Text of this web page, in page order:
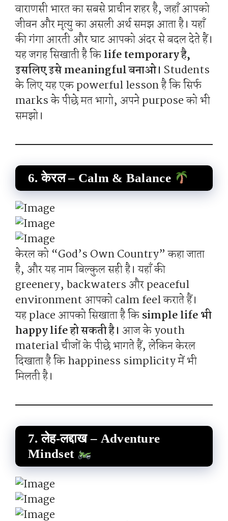
वाराणसी भारत का सबसे प्राचीन शहर है, जहाँ आपको
जीवन और मृत्यु का असली अर्थ समझ आता है। यहाँ
की गंगा आरती और घाट आपको अंदर से बदल देते हैं।
यह जगह सिखाती है किlife temporary है,
इसलिए इसे meaningful बनाओ। Students
के लिए यह एक powerful lesson है कि सिर्फ
marks के पीछे मत भागो, अपने purpose को भी
समझो।
6. केरल – Calm & Balance
केरल को “God’s Own Country” कहा जाता
है, और यह नाम बिल्कुल सही है। यहाँ की
greenery, backwaters और peaceful
environment आपको calm feel कराते हैं।
यह place आपको सिखाता है किsimple life भी
happy life हो सकती है। आज के youth
material चीजों के पीछे भागते हैं, लेकिन केरल
दिखाता है कि happiness simplicity में भी
मिलती है।
7. लेह-लद्दाख – Adventure
Mindset